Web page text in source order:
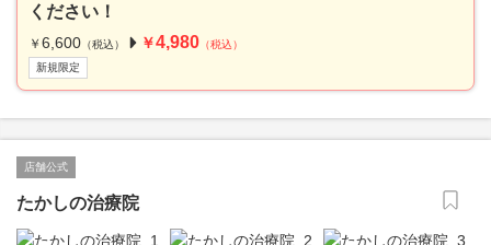
ください！
￥ 6,600 （税込） ￥4,980 （税込）
新規限定
店舗公式
たかしの治療院